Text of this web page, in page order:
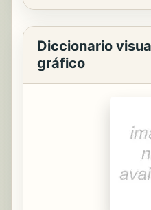
Diccionario
gráfico